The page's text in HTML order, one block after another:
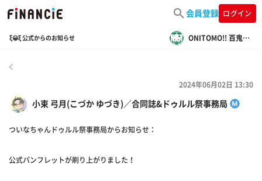
会員登録 ログイン
ξ😀ξ 公式からのお知らせ ONITOMO!! 百鬼夜行情報局
小束 弓月(こづか ゆづき)／合同誌&ドゥルル祭事務局
2024年06月02日 13:30
ついなちゃんドゥルル祭事務局からお知らせ：
公式パンフレットが刷り上がりました！